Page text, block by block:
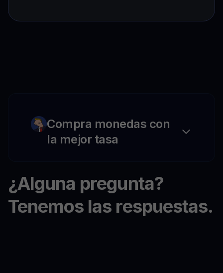
Compra monedas con
la mejor tasa
¿Alguna pregunta?
Tenemos las respuestas.